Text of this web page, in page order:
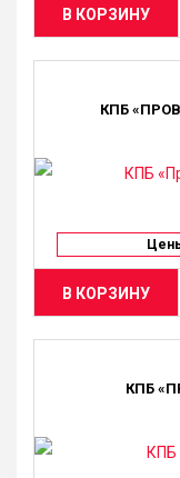
В КОРЗИНУ
КПБ
В КОРЗИНУ
КПБ